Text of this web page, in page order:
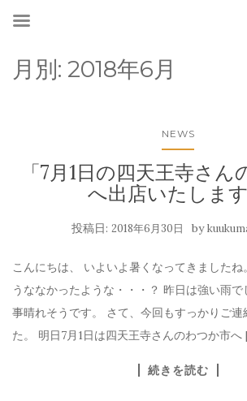
月別: 2018年6月
NEWS
「7月1日の四天王寺さ
へ出店いたします
投稿日: 2018年6月30日 by
こんにちは、 いよいよ暑くなってきましたね
うななかったような・・・？ 昨日は強い雨
事晴れそうです。 さて、今回もすっかりご連
た。 明日7月1日は四天王寺さんのわつか市
続きを読む